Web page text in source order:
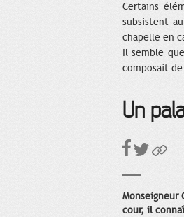
Certains
subsistent
chapelle en
Il semble
composait
Un
Monseigneur
cour, il